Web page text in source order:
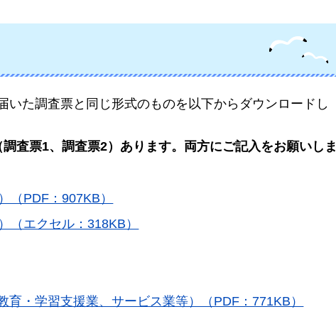
た調査票と同じ形式のものを以下からダウンロードし
査票1、調査票2）あります。両方にご記入をお願いしま
（PDF：907KB）
（エクセル：318KB）
・学習支援業、サービス業等）（PDF：771KB）